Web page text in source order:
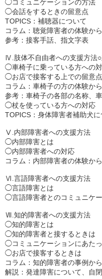
◯コミュニケーションの方法
◯会話をするときの留意点
TOPICS：補聴器について
コラム：聴覚障害者の体験から
参考：接客手話、指文字表
Ⅳ.肢体不自由者への支援方法
◯車椅子に乗っている方への
◯お店で接客する上での留意点
コラム：車椅子の方の体験から
参考：車椅子の各部の名称、
◯杖を使っている方への対応
TOPICS：身体障害者補助犬に
Ⅴ.内部障害者への支援方法
◯内部障害とは
◯内部障害者への対応
コラム：内部障害者の体験から
Ⅵ.言語障害者への支援方法
◯言語障害とは
◯言語障害者とのコミュニケ
Ⅶ.知的障害者への支援方法
◯知的障害とは
◯知的障害者と接するときは
◯コミュニケーションにあた
◯お店で接客するときは
コラム：知的障害者の事例から
解説：発達障害について、自